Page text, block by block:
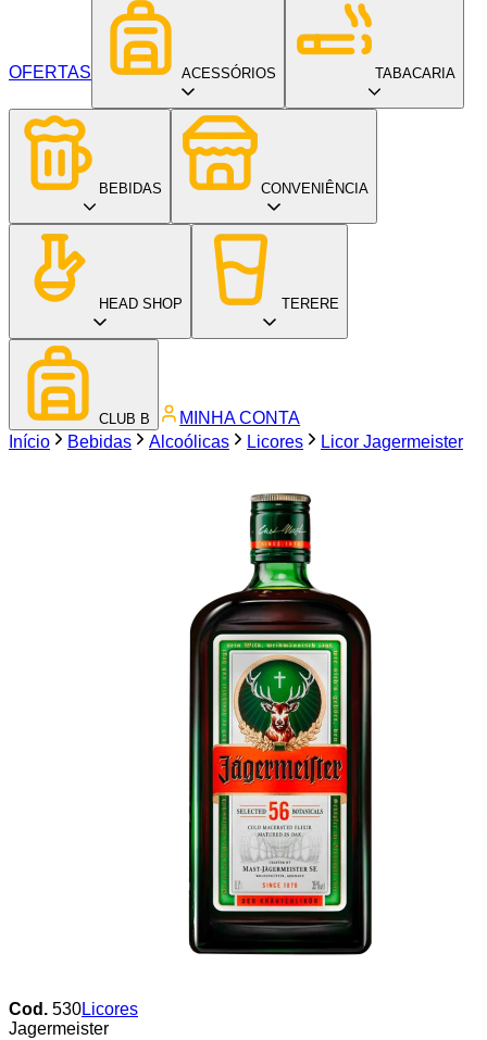
OFERTAS ACESSÓRIOS TABACARIA
BEBIDAS CONVENIÊNCIA
HEAD SHOP TERERE
CLUB B
MINHA CONTA
Início
Bebidas Alcoólicas Licores Licor Jagermeister
Cod. 530Licores
Jagermeister